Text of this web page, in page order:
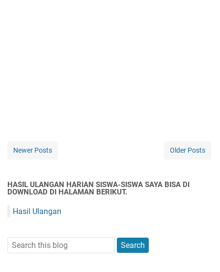
Newer Posts Older Posts
HASIL ULANGAN HARIAN SISWA-SISWA SAYA BISA DI
DOWNLOAD DI HALAMAN BERIKUT.
Hasil Ulangan